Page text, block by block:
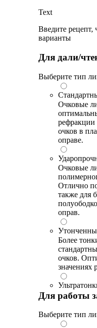
Text
Введите рецепт,
варианты
Для дали/
Выберите тип
Очковые
рефракции
очков в
оправе.
Очковые
Отлично
также для
оправ.
Более
очков.
значениях
Для работы
Выберите тип